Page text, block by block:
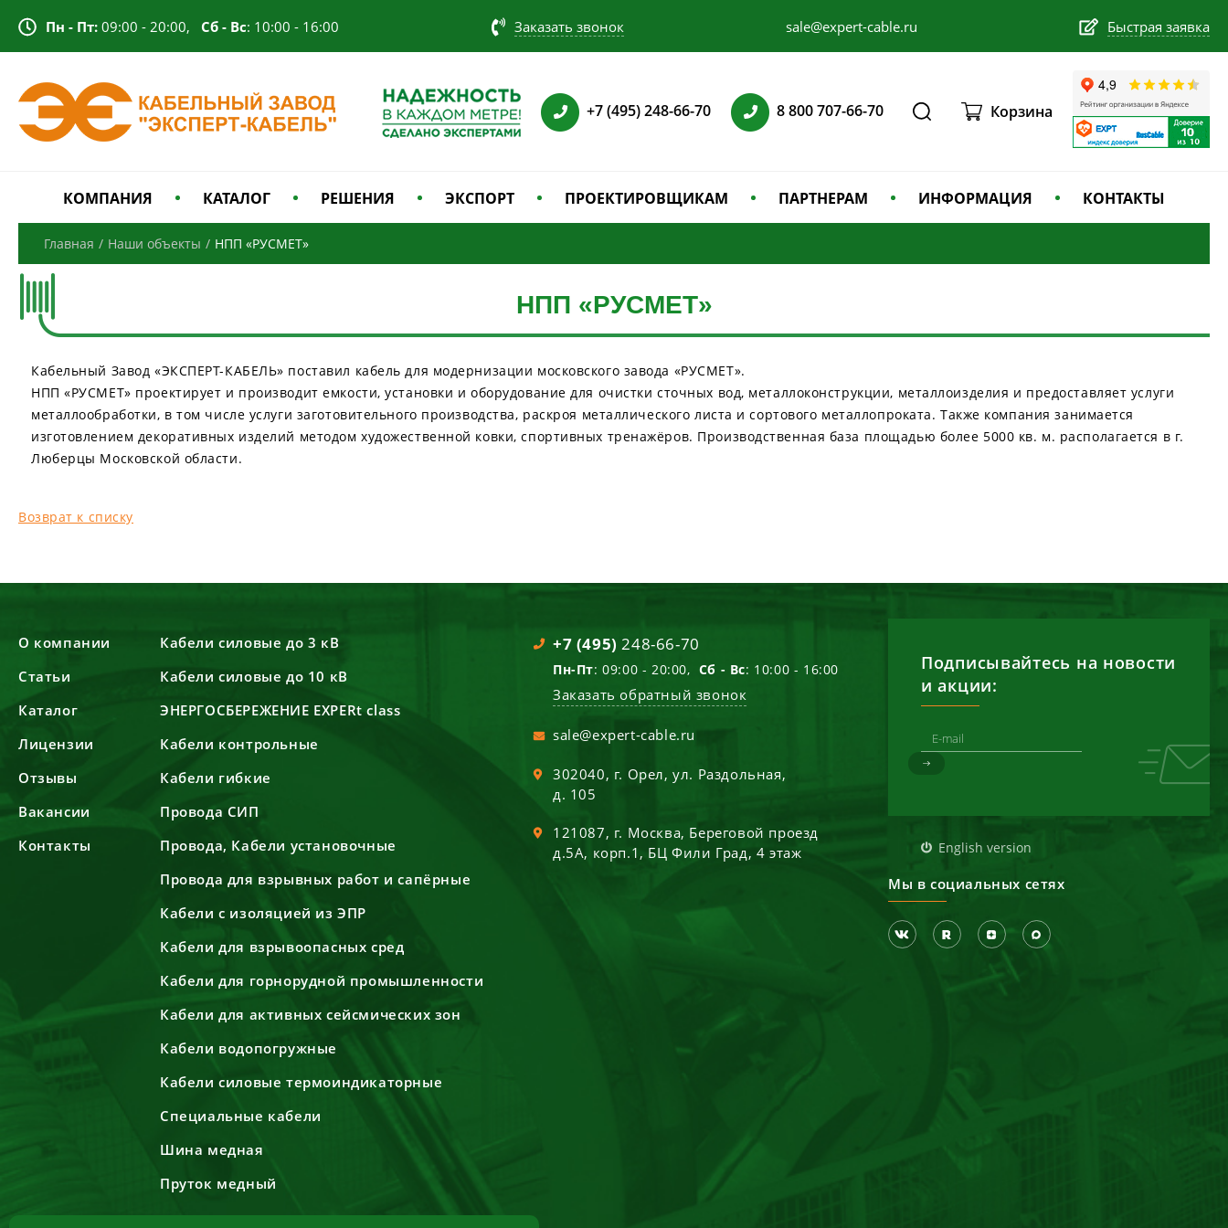
Пн - Пт: 09:00 - 20:00, Сб - Вс: 10:00 - 16:00 Заказать звонок sale@expert-cable.ru Быстрая заявка
+7 (495) 248-66-70 8 800 707-66-70 Корзина
КОМПАНИЯ КАТАЛОГ РЕШЕНИЯ ЭКСПОРТ ПРОЕКТИРОВЩИКАМ ПАРТНЕРАМ ИНФОРМАЦИЯ КОНТАКТЫ
Главная / Наши объекты / НПП «РУСМЕТ»
НПП «РУСМЕТ»
Кабельный Завод «ЭКСПЕРТ-КАБЕЛЬ» поставил кабель для модернизации московского завода «РУСМЕТ».
НПП «РУСМЕТ» проектирует и производит емкости, установки и оборудование для очистки сточных вод, металлоконструкции, металлоизделия и предоставляет услуги
металлообработки, в том числе услуги заготовительного производства, раскроя металлического листа и сортового металлопроката. Также компания занимается
изготовлением декоративных изделий методом художественной ковки, спортивных тренажёров. Производственная база площадью более 5000 кв. м. располагается в г.
Люберцы Московской области.
Возврат к списку
О компании
Статьи
Каталог
Лицензии
Отзывы
Вакансии
Контакты
Кабели силовые до 3 кВ
Кабели силовые до 10 кВ
ЭНЕРГОСБЕРЕЖЕНИЕ EXPERt class
Кабели контрольные
Кабели гибкие
Провода СИП
Провода, Кабели установочные
Провода для взрывных работ и сапёрные
Кабели с изоляцией из ЭПР
Кабели для взрывоопасных сред
Кабели для горнорудной промышленности
Кабели для активных сейсмических зон
Кабели водопогружные
Кабели силовые термоиндикаторные
Специальные кабели
Шина медная
Пруток медный
+7 (495) 248-66-70
Пн-Пт: 09:00 - 20:00, Сб - Вс: 10:00 - 16:00
Заказать обратный звонок
sale@expert-cable.ru
302040, г. Орел,ул. Раздольная,
д. 105
121087, г. Москва, Береговой проезд
д.5А, корп.1, БЦ Фили Град, 4 этаж
Подписывайтесь на новости
и акции:
English version
Мы в социальных сетях